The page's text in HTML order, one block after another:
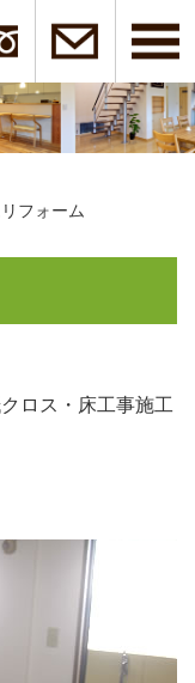
フォーム
ロス・床工事施工